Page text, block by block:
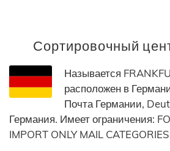
Сортировочный
Называется
расположен в
Почта Германии,
Германия. Имеет ограничения:
IMPORT ONLY MAIL